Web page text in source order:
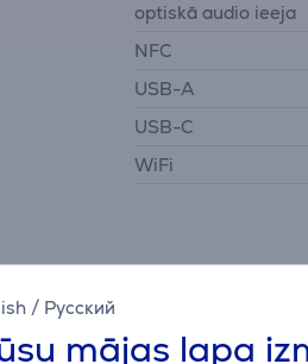
/ Русский
mājas lapa
optiskā audio ieeja
NFC
USB-A
USB-C
WiFi